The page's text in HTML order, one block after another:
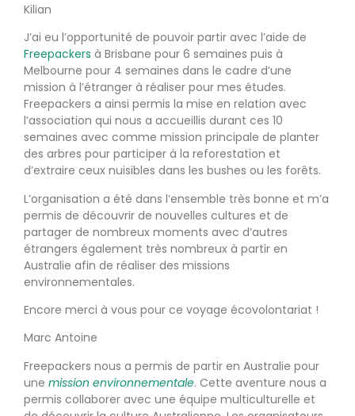
Kilian
J’ai eu l’opportunité de pouvoir partir avec l’aide de
Freepackers à Brisbane pour 6 semaines puis à
Melbourne pour 4 semaines dans le cadre d’une
mission à l’étranger à réaliser pour mes études.
Freepackers a ainsi permis la mise en relation avec
l’association qui nous a accueillis durant ces 10
semaines avec comme mission principale de planter
des arbres pour participer à la reforestation et
d’extraire ceux nuisibles dans les bushes ou les forêts.
L’organisation a été dans l’ensemble très bonne et m’a
permis de découvrir de nouvelles cultures et de
partager de nombreux moments avec d’autres
étrangers également très nombreux à partir en
Australie afin de réaliser des missions
environnementales.
Encore merci à vous pour ce voyage écovolontariat !
Marc Antoine
Freepackers nous a permis de partir en Australie pour
une mission environnementale. Cette aventure nous a
permis collaborer avec une équipe multiculturelle et